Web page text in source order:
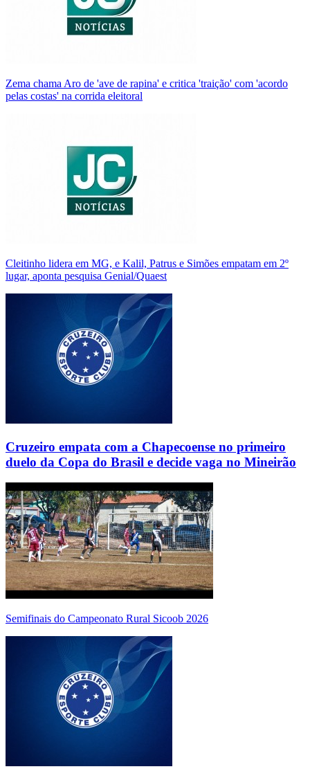
Zema chama Aro de 'ave de rapina' e critica 'traição' com 'acordo
pelas costas' na corrida eleitoral
Cleitinho lidera em MG, e Kalil, Patrus e Simões empatam em 2º
lugar, aponta pesquisa Genial/Quaest
Cruzeiro empata com a Chapecoense no primeiro
duelo da Copa do Brasil e decide vaga no Mineirão
Semifinais do Campeonato Rural Sicoob 2026